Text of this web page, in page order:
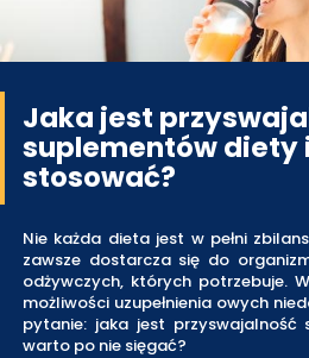
Jaka jest
suplementów diety
stosować?
Nie każda dieta jest w pełni
zawsze dostarcza się do
odżywczych, których potrzebuje.
możliwości uzupełnienia owych
pytanie: jaka jest przyswajalność
warto po nie sięgać?